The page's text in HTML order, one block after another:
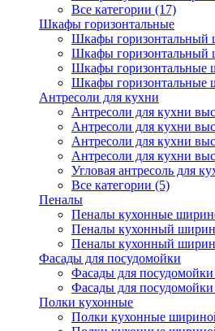
Все категории (17)
Шкафы горизонтальные
Шкафы горизонтальный
Шкафы горизонтальный
Шкафы горизонтальные
Шкафы горизонтальные
Антресоли для кухни
Антресоли для кухни
Антресоли для кухни
Антресоли для кухни
Антресоли для кухни
Угловая антресоль для
Все категории (5)
Пеналы
Пеналы кухонные
Пеналы кухонный
Пеналы кухонный
Фасады для посудомойки
Фасады для
Фасады для
Полки кухонные
Полки кухонные